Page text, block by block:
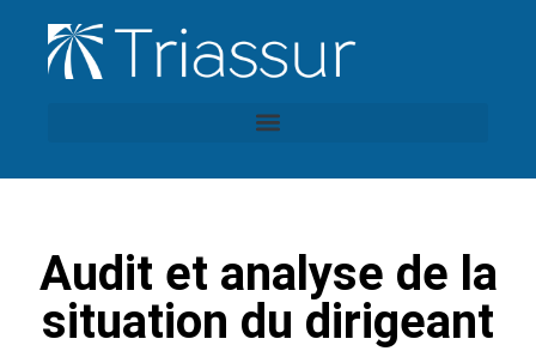
Audit et analyse de la
situation du dirigeant